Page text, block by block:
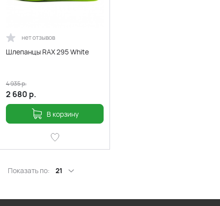
нет отзывов
Шлепанцы RAX 295 White
2 680 р.
4 935р.
В корзину
Показать по: 21